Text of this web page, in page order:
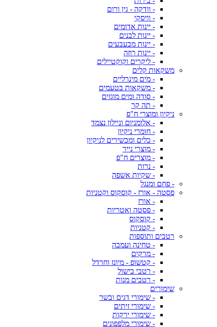
- וודקה - גין ורום
- וויסקי
- יינות אדומים
- יינות לבנים
- יינות מבעבעים
- יינות רוזה
- ליקרים וקוקטיילים
משקאות קלים
- מים מינרליים
- משקאות בטעמים
- סודה ומים מוגזים
- תה קר
ניקיון ומוצרי ח"פ
- אלומניום וניילון נצמד
- חומרי ניקיון
- כלים ומכשירים לניקיון
- מוצרי נייר
- מוצרים ח"פ
- נרות
- שקיות אשפה
- פחם ומנגל
פסטה - אורז - קוסקוס וקטניות
- אורז
- פסטה ואטריות
- קוסקוס
- קטניות
רטבים ותוספות
- טחינה ועמבה
- מרקים
- קטשופ - מיונז וחרדל
- רטבי בישול
- רטבים מנות
שימורים
- שימורי דגים ובשר
- שימורי זיתים
- שימורי ירקות
- שימורי מלפפונים